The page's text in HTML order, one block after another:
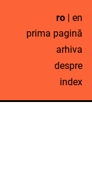
ro | en
prima pagină
arhiva
despre
index